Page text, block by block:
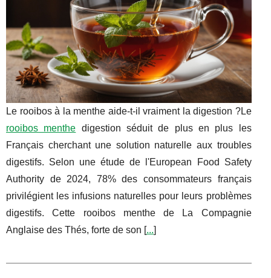
Le rooibos à la menthe aide-t-il vraiment la digestion ?Le
rooibos menthe digestion séduit de plus en plus les
Français cherchant une solution naturelle aux troubles
digestifs. Selon une étude de l'European Food Safety
Authority de 2024, 78% des consommateurs français
privilégient les infusions naturelles pour leurs problèmes
digestifs. Cette rooibos menthe de La Compagnie
Anglaise des Thés, forte de son [...]